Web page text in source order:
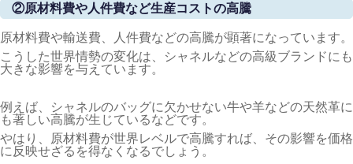
②原材料費や人件費など生産コストの高騰
原材料費や輸送費、人件費などの高騰が顕著になっています。
こうした世界情勢の変化は、シャネルなどの高級ブランドにも
大きな影響を与えています。
例えば、シャネルのバッグに欠かせない牛や羊などの天然革に
も著しい高騰が生じているなどです。
やはり、原材料費が世界レベルで高騰すれば、その影響を価格
に反映せざるを得なくなるでしょう。